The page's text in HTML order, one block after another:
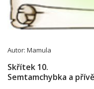
Autor: Mamula
Skřítek 10.
Semtamchybka a